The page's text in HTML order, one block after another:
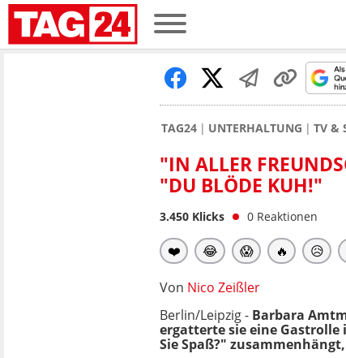
TAG24 UNTERHALTUNG TV &
"IN ALLER
"DU BLÖDE KUH!"
3.450 Klicks 0 Reaktionen
❤️ 😂 😱 🔥 😥
Von Nico Zeißler
Berlin/Leipzig - Barbara
ergatterte sie eine Gastrolle
Sie Spaß?"